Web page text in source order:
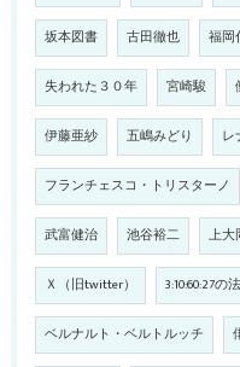
坂本図書 古田徹也 福岡
失われた３０年 宮崎駿
伊藤亜紗 五嶋みどり レ
フランチェスコ・トリスターノ
武富健治 池谷裕二 上大
Ｘ（旧twitter） 3:10:60:27の
ベルナルト・ベルトルッチ